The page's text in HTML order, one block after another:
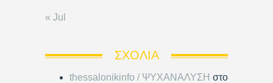
« Jul
ΣΧΌΛΙΑ
thessalonikinfo / ΨΥΧΑΝΑΛΥΣΗ στο